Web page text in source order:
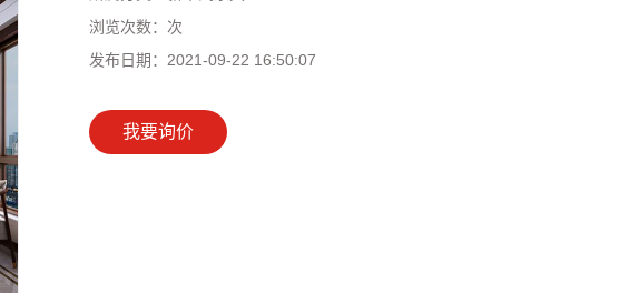
浏览次数： 次
发布日期： 2021-09-22 16:50:07
我要询价